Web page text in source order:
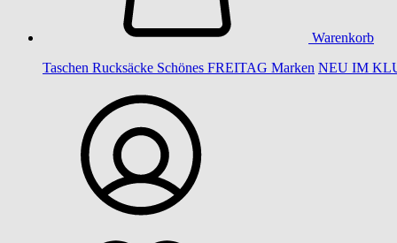
Warenkorb
Taschen Rucksäcke Schönes FREITAG Marken NEU IM